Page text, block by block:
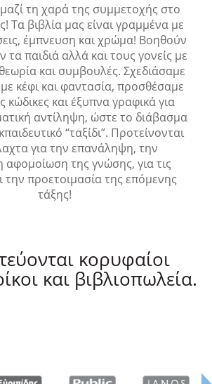
τη χαρά της συμμετοχής στο
Τα βιβλία μας είναι γραμμένα με
έμπνευση και χρώμα! Βοηθούν
τα παιδιά αλλά και τους γονείς με
και συμβουλές. Σχεδιάσαμε
κέφι και φαντασία, προσθέσαμε
κώδικες και έξυπνα γραφικά για
αντίληψη, ώστε το διάβασμα
“ταξίδι”. Προτείνονται
για την επανάληψη, την
αφομοίωση της γνώσης, για τις
την προετοιμασία της επόμενης
τάξης!
κορυφαίοι
και βιβλιοπωλεία.